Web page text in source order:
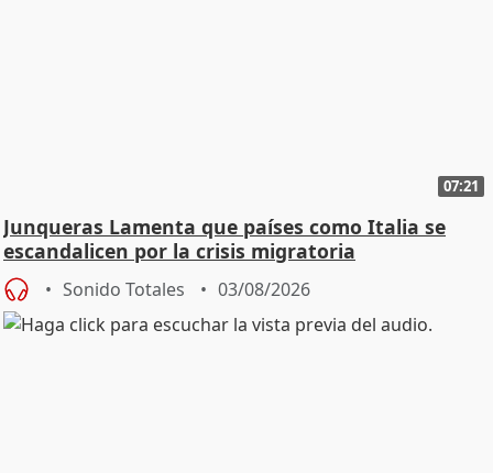
07:21
Junqueras Lamenta que países como Italia se
escandalicen por la crisis migratoria
Sonido Totales 03/08/2026